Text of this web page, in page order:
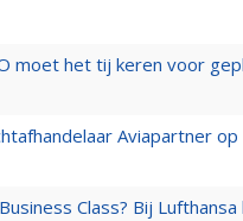
moet het tij keren voor
Aviapartner
Class? Bij